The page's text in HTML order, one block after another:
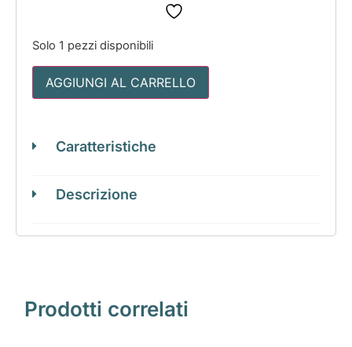
Solo 1 pezzi disponibili
AGGIUNGI AL CARRELLO
Caratteristiche
Descrizione
Prodotti correlati